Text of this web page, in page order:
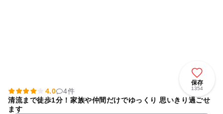
保存
1354
4.0
4件
清流まで徒歩1分！家族や仲間だけでゆっくり 思いきり過ごせ
ます